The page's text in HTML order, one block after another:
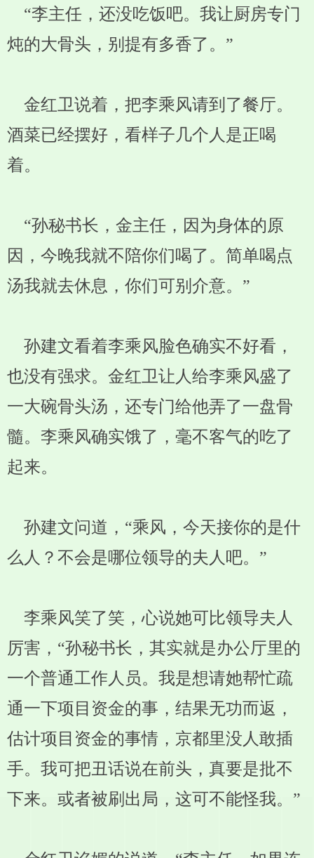
“李主任，还没吃饭吧。我让厨房专门
炖的大骨头，别提有多香了。”
金红卫说着，把李乘风请到了餐厅。
酒菜已经摆好，看样子几个人是正喝
着。
“孙秘书长，金主任，因为身体的原
因，今晚我就不陪你们喝了。简单喝点
汤我就去休息，你们可别介意。”
孙建文看着李乘风脸色确实不好看，
也没有强求。金红卫让人给李乘风盛了
一大碗骨头汤，还专门给他弄了一盘骨
髓。李乘风确实饿了，毫不客气的吃了
起来。
孙建文问道，“乘风，今天接你的是什
么人？不会是哪位领导的夫人吧。”
李乘风笑了笑，心说她可比领导夫人
厉害，“孙秘书长，其实就是办公厅里的
一个普通工作人员。我是想请她帮忙疏
通一下项目资金的事，结果无功而返，
估计项目资金的事情，京都里没人敢插
手。我可把丑话说在前头，真要是批不
下来。或者被刷出局，这可不能怪我。”